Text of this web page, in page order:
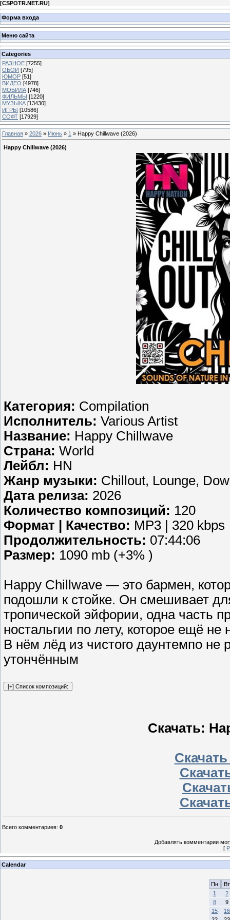
[CSPOTR.NET.RU]
Форма входа
Меню сайта
Categories
РАЗНОЕ [7255]
ОБОИ [795]
ЮМОР [51]
ВИДЕО [4978]
МОБИЛА [746]
ФИЛЬМЫ [1220]
МУЗЫКА [13430]
ИГРЫ [10586]
СОФТ [17929]
Главная » 2026 » Июнь » 1 » Happy Chillwave (2026)
Happy Chillwave (2026)
Категория: Compilation
Исполнитель: Various Artist
Название: Happy Chillwave
Страна: World
Лейбл: HN
Жанр музыки: Chillout, Lounge,
Дата релиза: 2026
Количество композиций: 120
Формат | Качество: MP3 | 320 kbps
Продолжительность: 07:44:06
Размер: 1090 mb (+3% )
Happy Chillwave — это бармен,
подошли к стойке. Он смешивает
тропической эйфории, одна часть
ностальгии по лету, которое ещё не
В нём лёд из чистого даунтемпо не
утончённым
Скачать:
Всего комментариев: 0
Добавлять комментарии
[
Calendar
Пн
Вт
1
2
8
9
15
16